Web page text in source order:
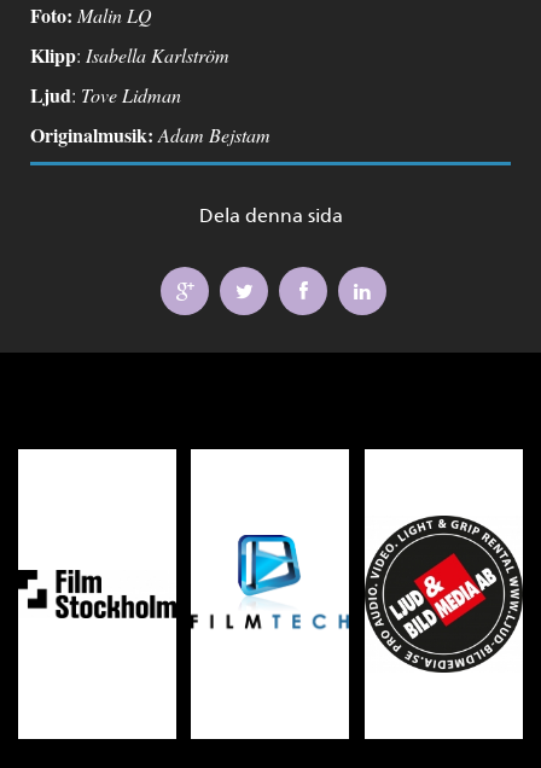
Foto: Malin LQ
Klipp: Isabella Karlström
Ljud: Tove Lidman
Originalmusik:Adam Bejstam
Dela denna sida